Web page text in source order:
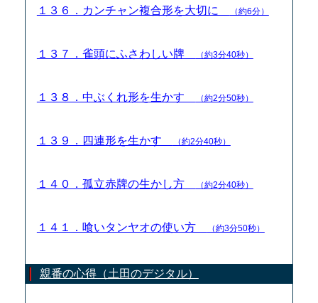
１３６．カンチャン複合形を大切に （約6分）
１３７．雀頭にふさわしい牌 （約3分40秒）
１３８．中ぶくれ形を生かす （約2分50秒）
１３９．四連形を生かす （約2分40秒）
１４０．孤立赤牌の生かし方 （約2分40秒）
１４１．喰いタンヤオの使い方 （約3分50秒）
親番の心得（土田のデジタル）